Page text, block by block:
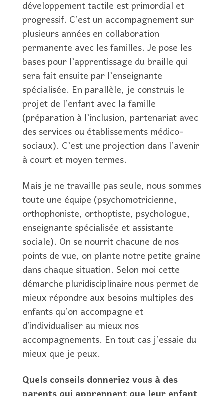
développement tactile est primordial et
progressif. C’est un accompagnement sur
plusieurs années en collaboration
permanente avec les familles. Je pose les
bases pour l’apprentissage du braille qui
sera fait ensuite par l’enseignante
spécialisée. En parallèle, je construis le
projet de l’enfant avec la famille
(préparation à l’inclusion, partenariat avec
des services ou établissements médico-
sociaux). C’est une projection dans l’avenir
à court et moyen termes.
Mais je ne travaille pas seule, nous sommes
toute une équipe (psychomotricienne,
orthophoniste, orthoptiste, psychologue,
enseignante spécialisée et assistante
sociale). On se nourrit chacune de nos
points de vue, on plante notre petite graine
dans chaque situation. Selon moi cette
démarche pluridisciplinaire nous permet de
mieux répondre aux besoins multiples des
enfants qu’on accompagne et
d’individualiser au mieux nos
accompagnements. En tout cas j’essaie du
mieux que je peux.
Quels conseils donneriez vous à des